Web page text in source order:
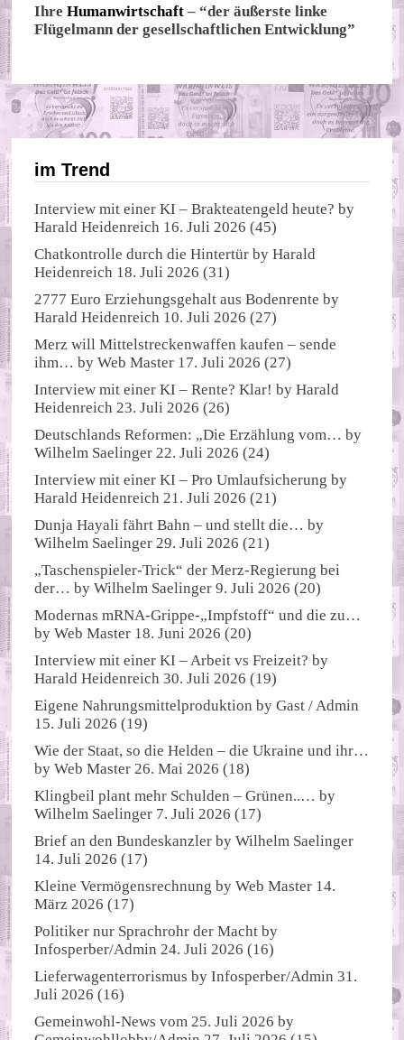
IhreHumanwirtschaft – “der äußerste linke
Flügelmann der gesellschaftlichen Entwicklung”
im Trend
Interview mit einer KI – Brakteatengeld heute? by
Harald Heidenreich 16. Juli 2026 (45)
Chatkontrolle durch die Hintertür byHarald
Heidenreich 18. Juli 2026 (31)
2777 Euro Erziehungsgehalt aus Bodenrente by
Harald Heidenreich 10. Juli 2026 (27)
Merz will Mittelstreckenwaffen kaufen – sende
ihm… byWeb Master 17. Juli 2026 (27)
Interview mit einer KI – Rente? Klar! byHarald
Heidenreich 23. Juli 2026 (26)
Deutschlands Reformen: „Die Erzählung vom… by
Wilhelm Saelinger 22. Juli 2026 (24)
Interview mit einer KI – Pro Umlaufsicherung by
Harald Heidenreich 21. Juli 2026 (21)
Dunja Hayali fährt Bahn – und stellt die… by
Wilhelm Saelinger 29. Juli 2026 (21)
„Taschenspieler-Trick“ der Merz-Regierung bei
der… byWilhelm Saelinger 9. Juli 2026 (20)
Modernas mRNA-Grippe-„Impfstoff“ und die zu…
byWeb Master 18. Juni 2026 (20)
Interview mit einer KI – Arbeit vs Freizeit? by
Harald Heidenreich 30. Juli 2026 (19)
Eigene Nahrungsmittelproduktion byGast / Admin
15. Juli 2026 (19)
Wie der Staat, so die Helden – die Ukraine und ihr…
byWeb Master 26. Mai 2026 (18)
Klingbeil plant mehr Schulden – Grünen..… by
Wilhelm Saelinger 7. Juli 2026 (17)
Brief an den Bundeskanzler byWilhelm Saelinger
14. Juli 2026 (17)
Kleine Vermögensrechnung byWeb Master 14.
März 2026 (17)
Politiker nur Sprachrohr der Macht by
Infosperber/Admin 24. Juli 2026 (16)
Lieferwagenterrorismus byInfosperber/Admin 31.
Juli 2026 (16)
Gemeinwohl-News vom 25. Juli 2026 by